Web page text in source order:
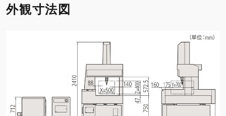
外観寸法図